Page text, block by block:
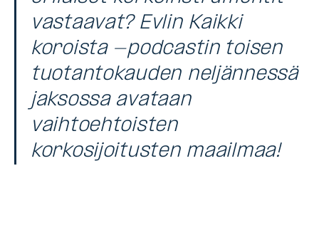
vastaavat? Evlin Kaikki
koroista -podcastin toisen
tuotantokauden neljännessä
jaksossa avataan
vaihtoehtoisten
korkosijoitusten maailmaa!